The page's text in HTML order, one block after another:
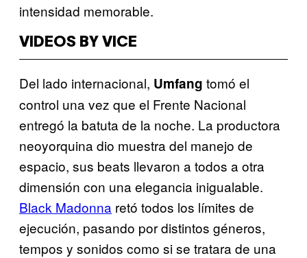
intensidad memorable.
VIDEOS BY VICE
Del lado internacional, Umfang tomó el
control una vez que el Frente Nacional
entregó la batuta de la noche. La productora
neoyorquina dio muestra del manejo de
espacio, sus beats llevaron a todos a otra
dimensión con una elegancia inigualable.
Black Madonna retó todos los límites de
ejecución, pasando por distintos géneros,
tempos y sonidos como si se tratara de una